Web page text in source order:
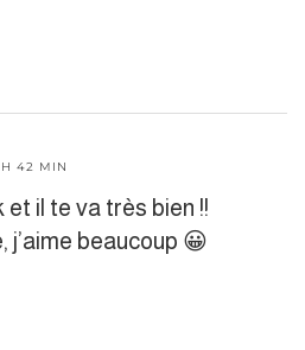
42 MIN
il te va très bien !!
j’aime beaucoup 😀